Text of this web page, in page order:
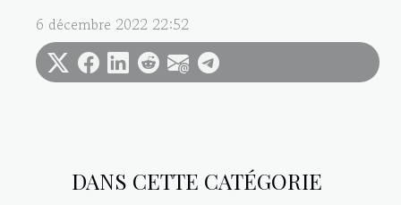
DANS CETTE CATÉGORIE
6 décembre 2022 22:52